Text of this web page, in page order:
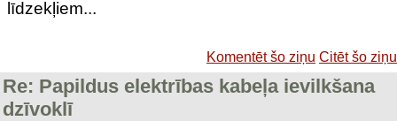
līdzekļiem...
Komentēt šo ziņu Citēt šo ziņu
Re: Papildus elektrības kabeļa ievilkšana
dzīvoklī